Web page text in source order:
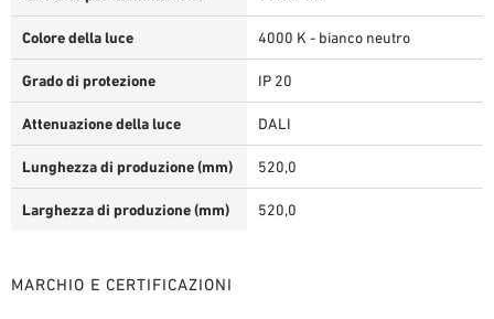
Colore della luce 4000 K - bianco neutro
Grado di protezione IP 20
Attenuazione della luce DALI
Lunghezza di produzione (mm) 520,0
Larghezza di produzione (mm) 520,0
MARCHIO E CERTIFICAZIONI